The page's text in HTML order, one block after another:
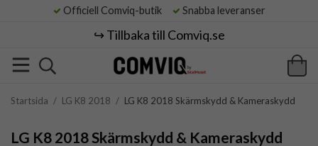
Officiell Comviq-butik Snabba leveranser
↪️ Tillbaka till Comviq.se
Startsida / LG K8 2018 / LG K8 2018 Skärmskydd & Kameraskydd
LG K8 2018 Skärmskydd & Kameraskydd